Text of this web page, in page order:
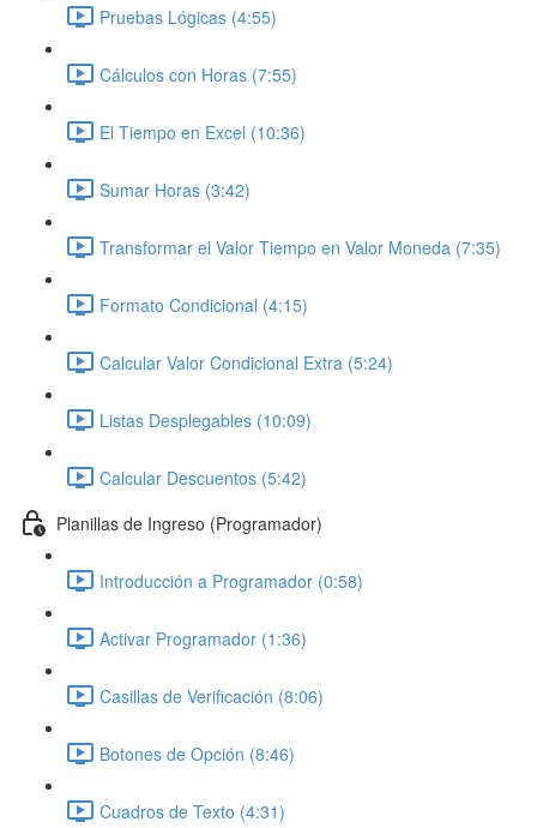
Pruebas Lógicas (4:55)
Cálculos con Horas (7:55)
El Tiempo en Excel (10:36)
Sumar Horas (3:42)
Transformar el Valor Tiempo en Valor Moneda (7:35)
Formato Condicional (4:15)
Calcular Valor Condicional Extra (5:24)
Listas Desplegables (10:09)
Calcular Descuentos (5:42)
Planillas de Ingreso (Programador)
Introducción a Programador (0:58)
Activar Programador (1:36)
Casillas de Verificación (8:06)
Botones de Opción (8:46)
Cuadros de Texto (4:31)